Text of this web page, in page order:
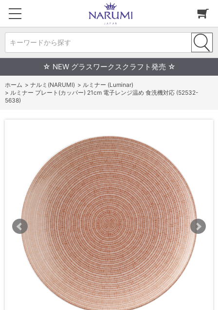
キーワードから探す
☆ NEW グラスワークスクラフト発売 ☆
ホーム > ナルミ(NARUMI) > ルミナー (Luminar)
> ルミナー プレート(カッパー) 21cm 電子レンジ温め 食洗機対応 (52532-
5638)